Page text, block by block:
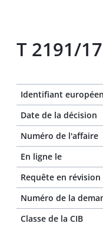
T 2191/
Identifiant
Date de la décision
Numéro de l'affaire
En ligne le
Requête en révision
Numéro de la
Classe de la CIB